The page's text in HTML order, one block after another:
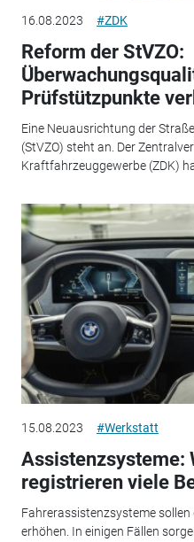
16.08.2023 #ZDK
Reform der StVZO:
Prüfstützpunkte
Eine Neuausrichtung der
(StVZO) steht an. Der
Kraftfahrzeuggewerbe (ZDK)
15.08.2023 #Werkstatt
Assistenzsysteme:
registrieren viele
Fahrerassistenzsysteme
erhöhen. In einigen Fällen